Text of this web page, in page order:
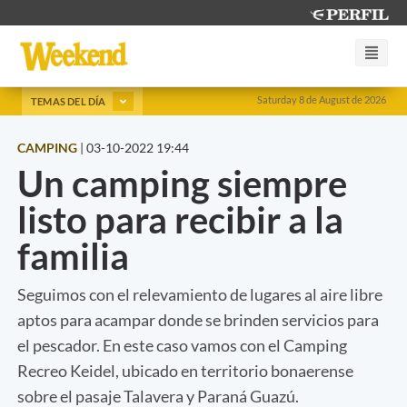
Saturday 8 de August de 2026
TEMAS DEL DÍA
CAMPING | 03-10-2022 19:44
Un camping siempre
listo para recibir a la
familia
Seguimos con el relevamiento de lugares al aire libre
aptos para acampar donde se brinden servicios para
el pescador. En este caso vamos con el Camping
Recreo Keidel, ubicado en territorio bonaerense
sobre el pasaje Talavera y Paraná Guazú.